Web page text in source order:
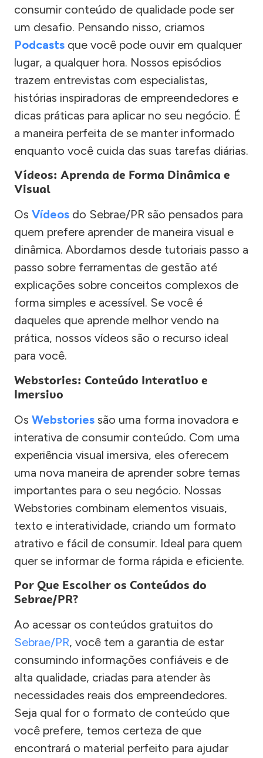
consumir conteúdo de qualidade pode ser
um desafio. Pensando nisso, criamos
Podcasts que você pode ouvir em qualquer
lugar, a qualquer hora. Nossos episódios
trazem entrevistas com especialistas,
histórias inspiradoras de empreendedores e
dicas práticas para aplicar no seu negócio. É
a maneira perfeita de se manter informado
enquanto você cuida das suas tarefas diárias.
Vídeos: Aprenda de Forma Dinâmica e
Visual
Os Vídeos do Sebrae/PR são pensados para
quem prefere aprender de maneira visual e
dinâmica. Abordamos desde tutoriais passo a
passo sobre ferramentas de gestão até
explicações sobre conceitos complexos de
forma simples e acessível. Se você é
daqueles que aprende melhor vendo na
prática, nossos vídeos são o recurso ideal
para você.
Webstories: Conteúdo Interativo e
Imersivo
Os Webstories são uma forma inovadora e
interativa de consumir conteúdo. Com uma
experiência visual imersiva, eles oferecem
uma nova maneira de aprender sobre temas
importantes para o seu negócio. Nossas
Webstories combinam elementos visuais,
texto e interatividade, criando um formato
atrativo e fácil de consumir. Ideal para quem
quer se informar de forma rápida e eficiente.
Por Que Escolher os Conteúdos do
Sebrae/PR?
Ao acessar os conteúdos gratuitos do
Sebrae/PR, você tem a garantia de estar
consumindo informações confiáveis e de
alta qualidade, criadas para atender às
necessidades reais dos empreendedores.
Seja qual for o formato de conteúdo que
você prefere, temos certeza de que
encontrará o material perfeito para ajudar